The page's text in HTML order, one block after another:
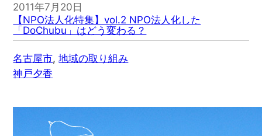
2011年7月20日
【NPO法人化特集】vol.2 NPO法人化した
「DoChubu」はどう変わる？
名古屋市, 地域の取り組み
神戸夕香